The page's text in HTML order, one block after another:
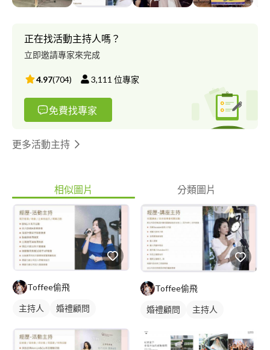
中，感受到高度配合與支持。 非常感謝一直以來許多客戶的支持
命必達！ 期待與您一同完成每場精彩順利的活動與演出，謝謝。
主持風格：優雅知性、溫暖質感、誠摯溫馨、活潑歡樂 特色：臨
場反應佳、執行力強、敬業、好溝通 主持領域： 尾牙/春酒/畢業餐
會 等大型晚會 記者會/發表會/研討會/宣導會 各類型講座/比賽/粉
絲見面會 婚禮/求婚/抓周/生日派對 不設限！ 詳細經歷介紹請看附
圖～ 也歡迎參考以下連結：
https://drive.google.com/file/d/
Toffee忙裡偷飛
正在找活動主持人嗎？
立即邀請專家來完成
4.97(704) 3,111 位專家
免費找專家
更多活動主持
相似圖片 分類圖片
Toffee偷飛
主持人 婚禮顧問
Toffee偷飛
婚禮顧問 主持人